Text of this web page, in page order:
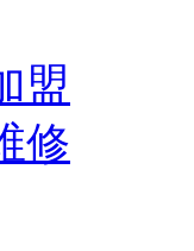
盟
修